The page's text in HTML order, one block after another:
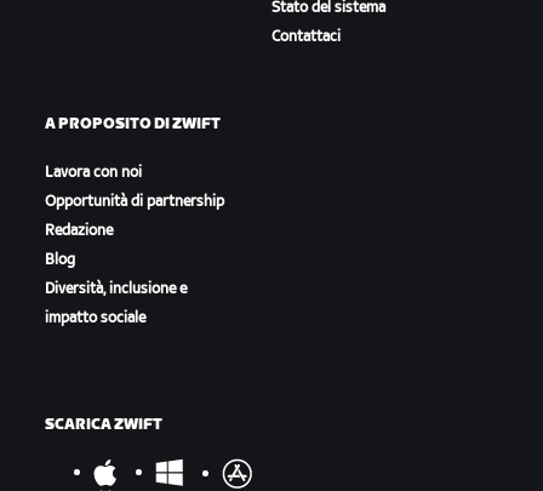
Stato del sistema
Contattaci
A PROPOSITO DI ZWIFT
Lavora con noi
Opportunità di partnership
Redazione
Blog
Diversità, inclusione e
impatto sociale
SCARICA ZWIFT